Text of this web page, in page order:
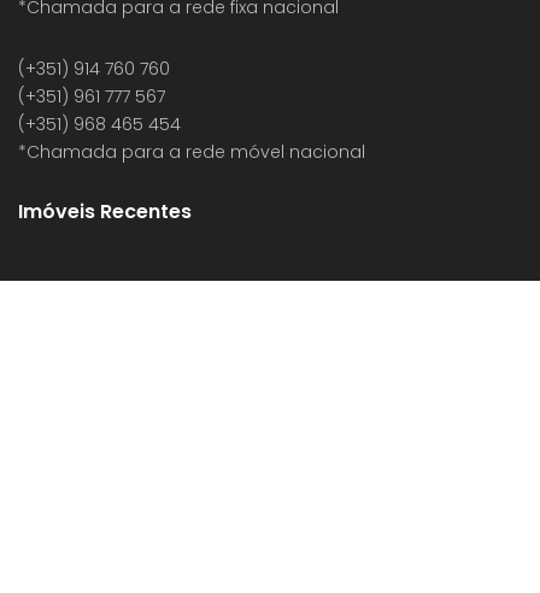
*Chamada para a rede fixa nacional
(+351) 914 760 760
(+351) 961 777 567
(+351) 968 465 454
*Chamada para a rede móvel nacional
Imóveis Recentes